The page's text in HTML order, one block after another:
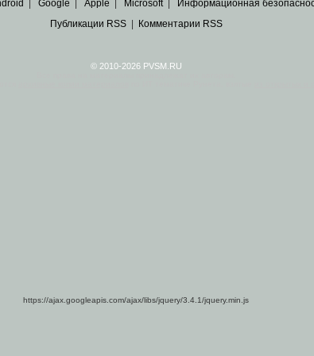
Google Apple Microsoft| Информационная
Публикации RSS| Комментарии RSS
© 2010-2026 PVSM.RU
https://ajax.googleapis.com/ajax/libs/jquery/3.4.1/jquery.min.js